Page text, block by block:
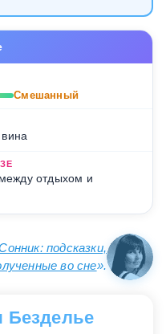
Смешанный
отдыхом и
подсказки,
во сне».
Безделье